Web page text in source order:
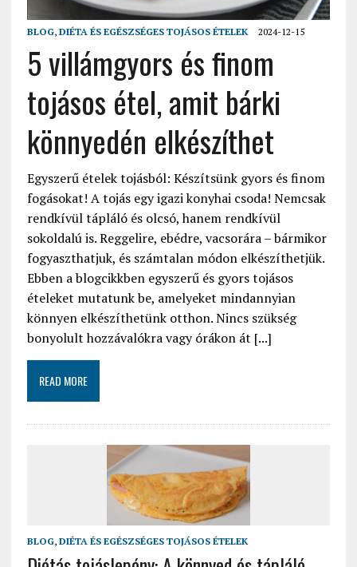
BLOG, DIÉTA ÉS EGÉSZSÉGES TOJÁSOS ÉTELEK 2024-12-15
5 villámgyors és finom
tojásos étel, amit bárki
könnyedén elkészíthet
Egyszerű ételek tojásból: Készítsünk gyors és finom
fogásokat! A tojás egy igazi konyhai csoda! Nemcsak
rendkívül tápláló és olcsó, hanem rendkívül
sokoldalú is. Reggelire, ebédre, vacsorára – bármikor
fogyaszthatjuk, és számtalan módon elkészíthetjük.
Ebben a blogcikkben egyszerű és gyors tojásos
ételeket mutatunk be, amelyeket mindannyian
könnyen elkészíthetünk otthon. Nincs szükség
bonyolult hozzávalókra vagy órákon át [...]
READ MORE
BLOG, DIÉTA ÉS EGÉSZSÉGES TOJÁSOS ÉTELEK